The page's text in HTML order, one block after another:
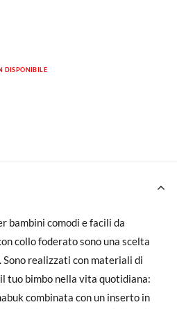
DISPONIBILE
bambini comodi e facili da
collo foderato sono una scelta
realizzati con materiali di
tuo bimbo nella vita quotidiana:
combinata con un inserto in